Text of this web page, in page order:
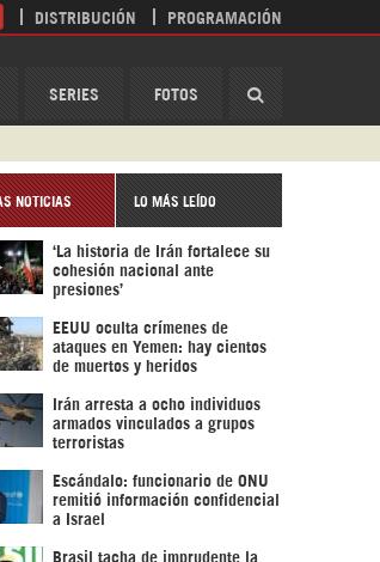
SERIES FOTOS
DISTRIBUCIÓN PROGRAMACIÓN
NOTICIAS LO MÁS LEÍDO
‘La historia de Irán fortalece su
cohesión nacional ante
presiones’
EEUU oculta crímenes de
ataques en Yemen: hay cientos
de muertos y heridos
Irán arresta a ocho individuos
armados vinculados a grupos
terroristas
Escándalo: funcionario de ONU
remitió información confidencial
a Israel
Brasil tacha de imprudente la